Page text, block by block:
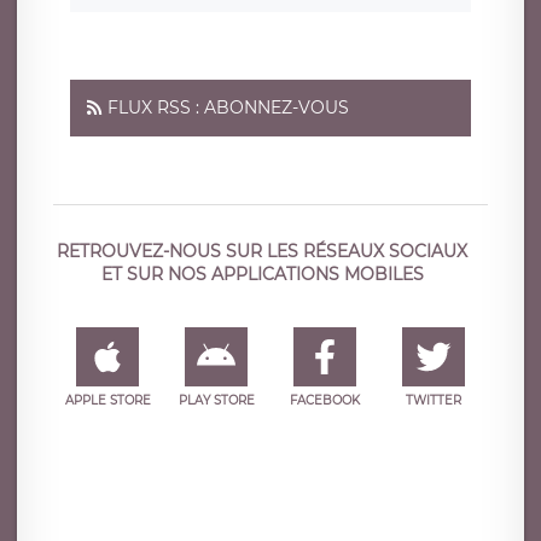
FLUX RSS : ABONNEZ-VOUS
RETROUVEZ-NOUS SUR LES RÉSEAUX SOCIAUX
ET SUR NOS APPLICATIONS MOBILES
APPLE STORE PLAY STORE FACEBOOK TWITTER